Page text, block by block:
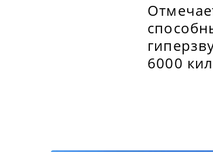
6000